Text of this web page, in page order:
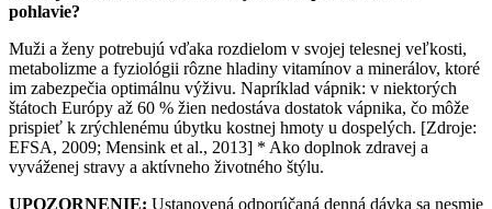
pohlavie?
Muži a ženy potrebujú vďaka rozdielom v svojej telesnej veľkosti,
metabolizme a fyziológii rôzne hladiny vitamínov a minerálov, ktoré
im zabezpečia optimálnu výživu. Napríklad vápnik: v niektorých
štátoch Európy až 60 % žien nedostáva dostatok vápnika, čo môže
prispieť k zrýchlenému úbytku kostnej hmoty u dospelých. [Zdroje:
EFSA, 2009; Mensink et al., 2013] * Ako doplnok zdravej a
vyváženej stravy a aktívneho životného štýlu.
UPOZORNENIE: Ustanovená odporúčaná denná dávka sa nesmie